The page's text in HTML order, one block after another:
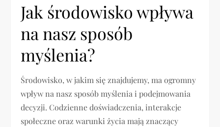
Jak środowisko wpływa
na nasz sposób
myślenia?
Środowisko, w jakim się znajdujemy, ma ogromny
wpływ na nasz sposób myślenia i podejmowania
decyzji. Codzienne doświadczenia, interakcje
społeczne oraz warunki życia mają znaczący